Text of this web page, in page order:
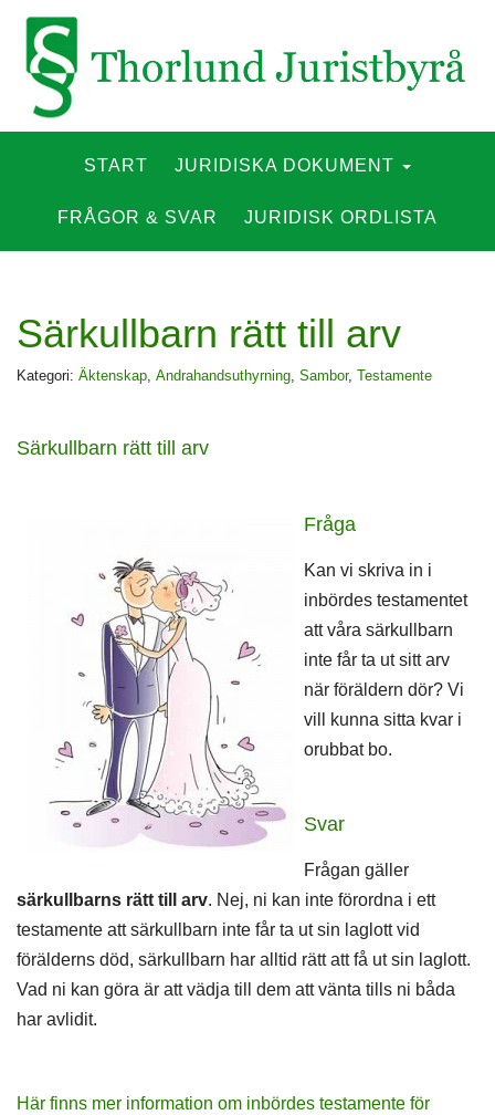
Primary
START JURIDISKA DOKUMENT
FRÅGOR & SVAR JURIDISK ORDLISTA
Särkullbarn rätt till arv
Kategori: Äktenskap, Andrahandsuthyrning, Sambor, Testamente
Särkullbarn rätt till arv
Fråga
Kan vi skriva in i
inbördes testamentet
att våra särkullbarn
inte får ta ut sitt arv
när föräldern dör? Vi
vill kunna sitta kvar i
orubbat bo.
Svar
Frågan gäller
särkullbarns rätt till arv. Nej, ni kan inte förordna i ett
testamente att särkullbarn inte får ta ut sin laglott vid
förälderns död, särkullbarn har alltid rätt att få ut sin laglott.
Vad ni kan göra är att vädja till dem att vänta tills ni båda
har avlidit.
Här finns mer information om inbördes testamente för